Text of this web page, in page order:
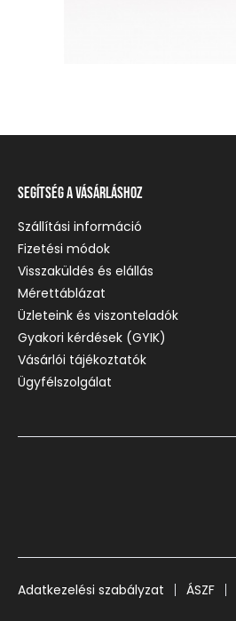
Segítség a vásárláshoz
Szállítási információ
Fizetési módok
Visszaküldés és elállás
Mérettáblázat
Üzleteink és viszonteladók
Gyakori kérdések (GYIK)
Vásárlói tájékoztatók
Ügyfélszolgálat
Adatkezelési szabályzat ÁSZF